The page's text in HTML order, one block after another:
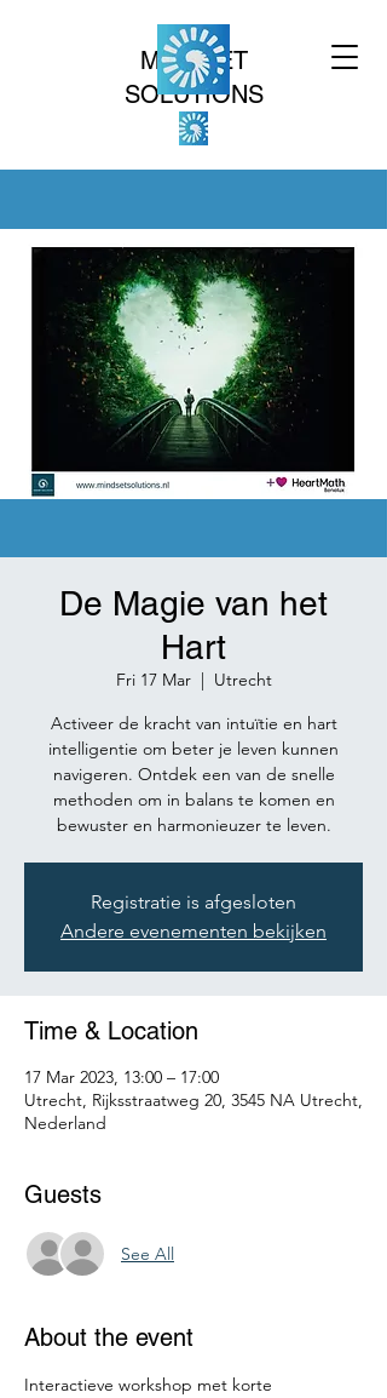
MINDSET
SOLUTIONS
De Magie van het
Hart
Fri 17 Mar
  |
Utrecht
Activeer de kracht van intuïtie en hart
intelligentie om beter je leven kunnen
navigeren. Ontdek een van de snelle
methoden om in balans te komen en
Registratie is afgesloten
Andere evenementen bekijken
Time & Location
17 Mar 2023, 13:00 – 17:00
Utrecht, Rijksstraatweg 20, 3545 NA Utrecht,
Nederland
Guests
See All
About the event
Interactieve workshop met korte